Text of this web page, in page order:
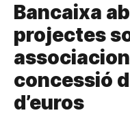
Bancaixa
projectes
concessió
d’euros